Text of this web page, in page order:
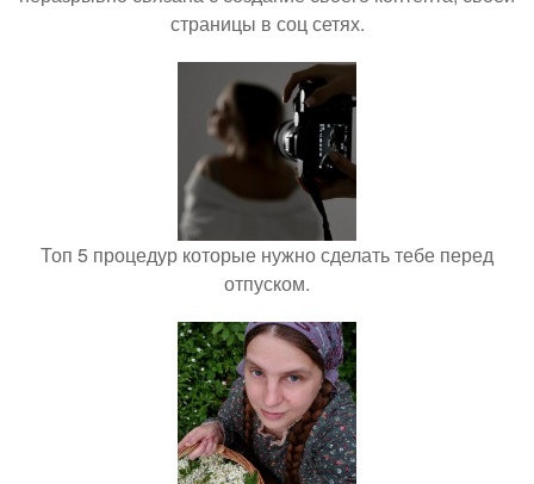
страницы в соц сетях.
Топ 5 процедур которые нужно сделать тебе перед
отпуском.